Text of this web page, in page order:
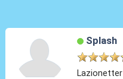
Splash
Lazionetter